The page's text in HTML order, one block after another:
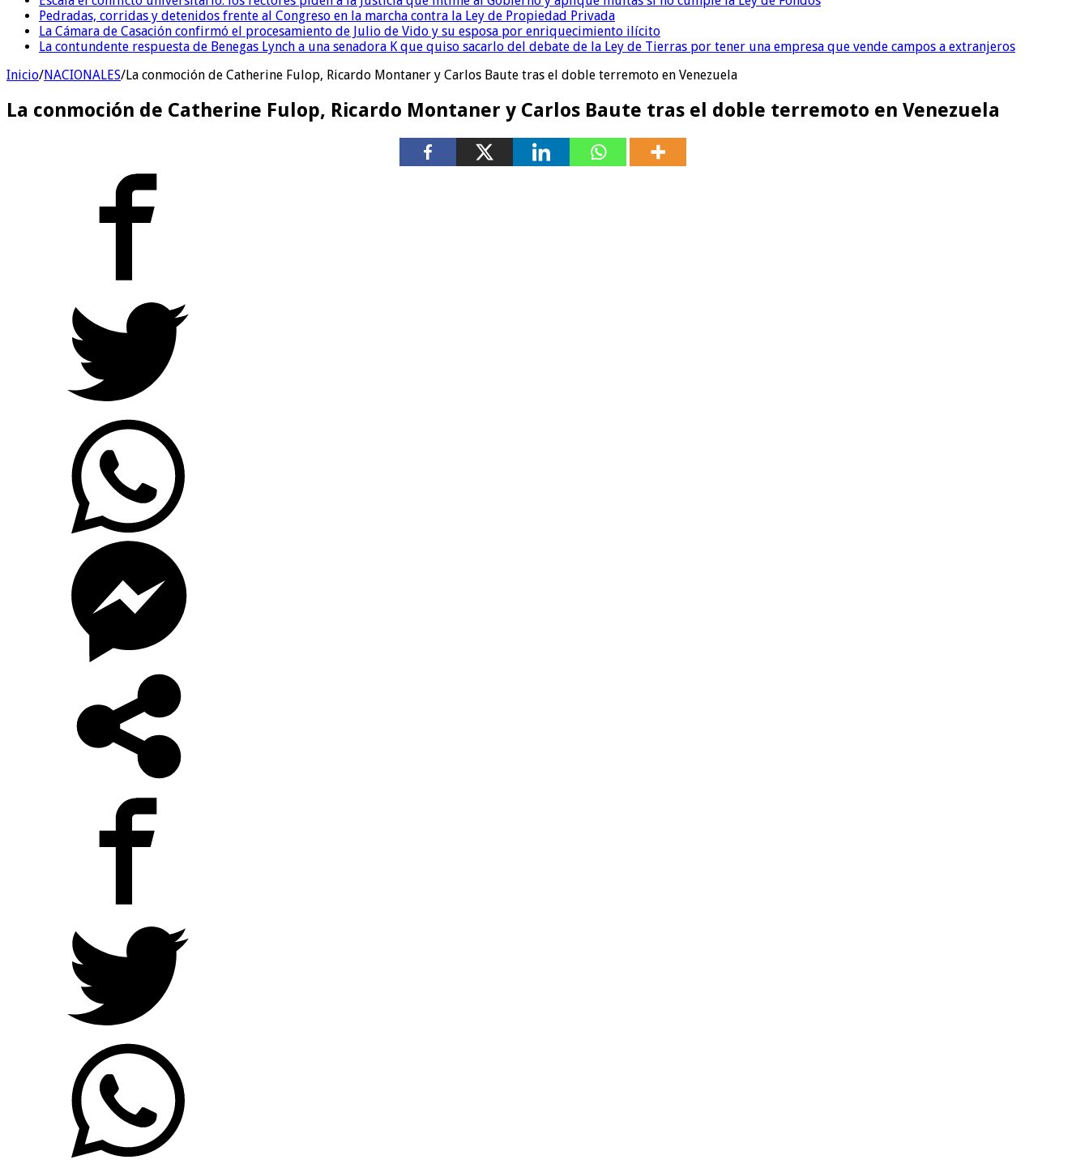
Pedradas, corridas y detenidos frente al Congreso en la marcha contra la Ley de Propiedad Privada
La Cámara de Casación confirmó el procesamiento de Julio de Vido y su esposa por enriquecimiento ilícito
La contundente respuesta de Benegas Lynch a una senadora K que quiso sacarlo del debate de la Ley de Tierras por tener una empresa que vende campos a extranjeros
Inicio/NACIONALES/La conmoción de Catherine Fulop, Ricardo Montaner y Carlos Baute tras el doble terremoto en Venezuela
La conmoción de Catherine Fulop, Ricardo Montaner y Carlos Baute tras el doble terremoto en Venezuela